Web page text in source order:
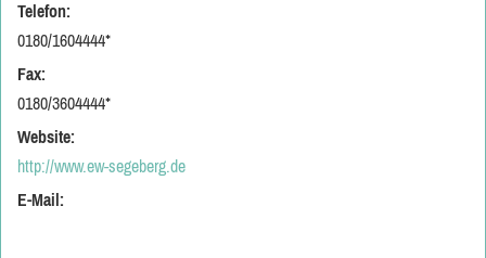
Telefon:
0180/1604444*
Fax:
0180/3604444*
Website:
http://www.ew-segeberg.de
E-Mail: